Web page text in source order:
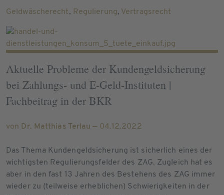
Geldwäscherecht, Regulierung, Vertragsrecht
Aktuelle Probleme der Kundengeldsicherung
bei Zahlungs- und E-Geld-Instituten |
Fachbeitrag in der BKR
von Dr. Matthias Terlau — 04.12.2022
Das Thema Kundengeldsicherung ist sicherlich eines der
wichtigsten Regulierungsfelder des ZAG. Zugleich hat es
aber in den fast 13 Jahren des Bestehens des ZAG immer
wieder zu (teilweise erheblichen) Schwierigkeiten in der